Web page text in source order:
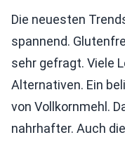
Die neuesten
spannend.
sehr gefragt. Viele
Alternativen. Ein
von Vollkornmehl.
nahrhafter. Auch